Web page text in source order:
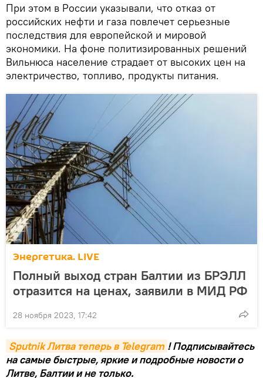
При этом в России указывали, что отказ от
российских нефти и газа повлечет серьезные
последствия для европейской и мировой
экономики. На фоне политизированных решений
Вильнюса население страдает от высоких цен на
электричество, топливо, продукты питания.
Энергетика. LIVE
Полный выход стран Балтии из БРЭЛЛ
отразится на ценах, заявили в МИД РФ
28 ноября 2023, 17:42
Sputnik Литва теперь в Telegram ! Подписывайтесь
на самые быстрые, яркие и подробные новости о
Литве, Балтии и не только.